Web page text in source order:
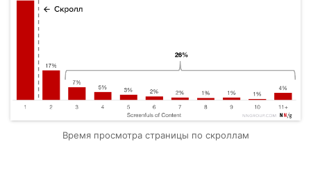
Время просмотра страницы по скроллам